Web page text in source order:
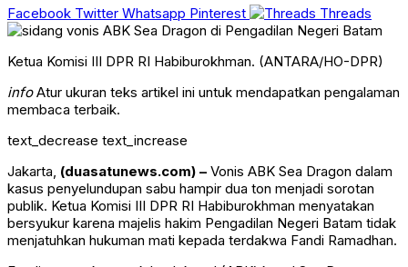
Facebook Twitter Whatsapp Pinterest Threads
Ketua Komisi III DPR RI Habiburokhman. (ANTARA/HO-DPR)
infoAtur ukuran teks artikel ini untuk mendapatkan pengalaman
membaca terbaik.
text_decrease text_increase
Jakarta, (duasatunews.com) – Vonis ABK Sea Dragon dalam
kasus penyelundupan sabu hampir dua ton menjadi sorotan
publik. Ketua Komisi III DPR RI Habiburokhman menyatakan
bersyukur karena majelis hakim Pengadilan Negeri Batam tidak
menjatuhkan hukuman mati kepada terdakwa Fandi Ramadhan.